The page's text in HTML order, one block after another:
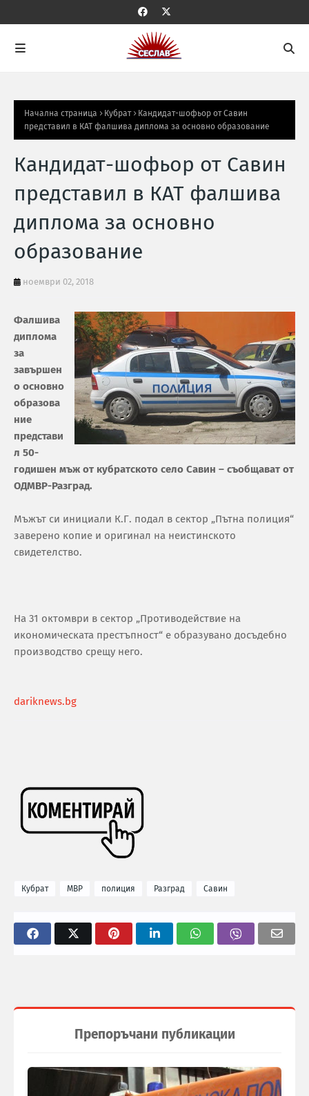
Начална страница Кубрат
Кандидат-шофьор от Савин
представил в КАТ фалшива диплома за основно образование
Кандидат-шофьор от Савин
представил в КАТ фалшива
диплома за основно
образование
ноември 02, 2018
Фалшива
диплома
за
завършен
о основно
образова
ние
представи
л 50-
годишен мъж от кубратското село Савин – съобщават от
ОДМВР-Разград.
Мъжът си инициали К.Г. подал в сектор „Пътна полиция“
заверено копие и оригинал на неистинското
свидетелство.
На 31 октомври в сектор „Противодействие на
икономическата престъпност“ е образувано досъдебно
производство срещу него.
dariknews.bg
Кубрат МВР полиция Разград Савин
Препоръчани публикации